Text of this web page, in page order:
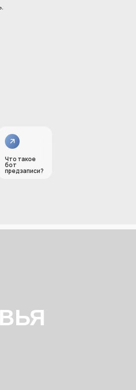
Что такое
бот
предзаписи?